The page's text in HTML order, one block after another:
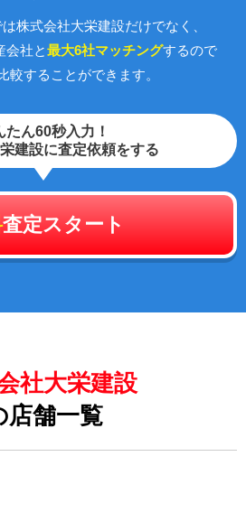
株式会社大栄建設だけでなく、
会社と最大6社マッチングするので
較することができます。
たん60秒入力！
建設に査定依頼をする
査定スタート
社大栄建設
店舗一覧